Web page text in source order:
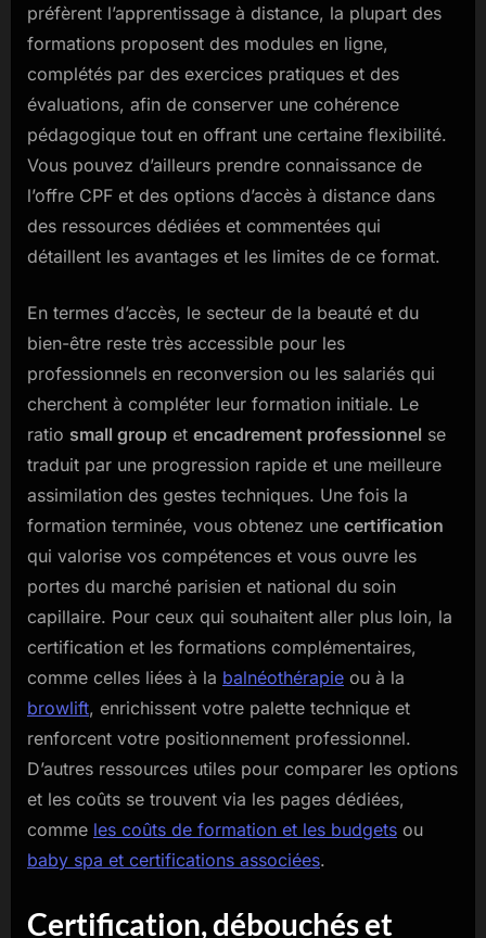
préfèrent l’apprentissage à distance, la plupart des
formations proposent des modules en ligne,
complétés par des exercices pratiques et des
évaluations, afin de conserver une cohérence
pédagogique tout en offrant une certaine flexibilité.
Vous pouvez d’ailleurs prendre connaissance de
l’offre CPF et des options d’accès à distance dans
des ressources dédiées et commentées qui
détaillent les avantages et les limites de ce format.
En termes d’accès, le secteur de la beauté et du
bien-être reste très accessible pour les
professionnels en reconversion ou les salariés qui
cherchent à compléter leur formation initiale. Le
ratio small group et encadrement professionnel se
traduit par une progression rapide et une meilleure
assimilation des gestes techniques. Une fois la
formation terminée, vous obtenez une certification
qui valorise vos compétences et vous ouvre les
portes du marché parisien et national du soin
capillaire. Pour ceux qui souhaitent aller plus loin, la
certification et les formations complémentaires,
comme celles liées à la balnéothérapie ou à la
browlift, enrichissent votre palette technique et
renforcent votre positionnement professionnel.
D’autres ressources utiles pour comparer les options
et les coûts se trouvent via les pages dédiées,
comme les coûts de formation et les budgets ou
baby spa et certifications associées.
Certification, débouchés et